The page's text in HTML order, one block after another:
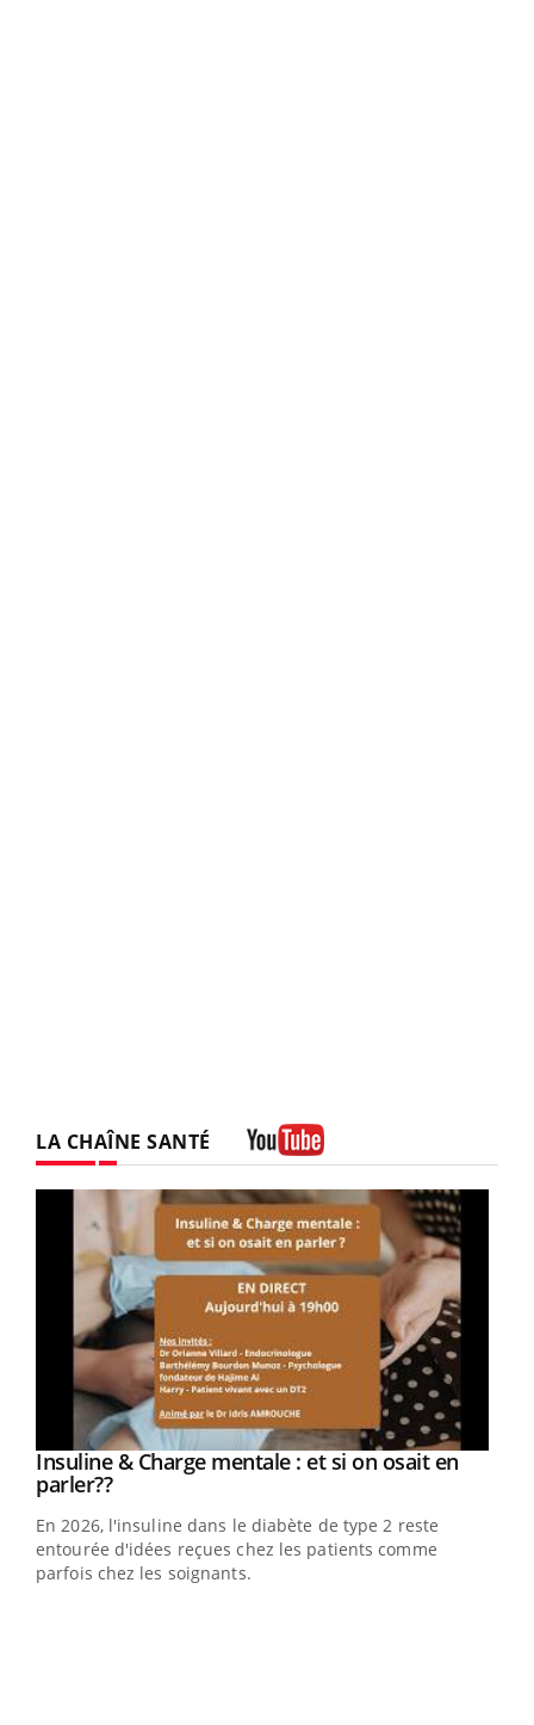
LA CHAÎNE SANTÉ
Youtube
Insuline & Charge mentale : et si on osait en
parler??Youtube
En 2026, l'insuline dans le diabète de type 2 reste
entourée d'idées reçues chez les patients comme
parfois chez les soignants.